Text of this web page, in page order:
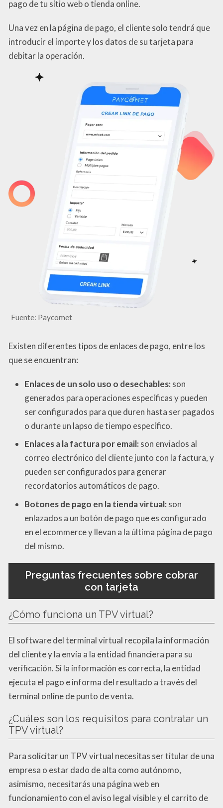
pago de tu sitio web o tienda online.
Una vez en la página de pago, el cliente solo tendrá que
introducir el importe y los datos de su tarjeta para
debitar la operación.
Fuente: Paycomet
Existen diferentes tipos de enlaces de pago, entre los
que se encuentran:
Enlaces de un solo uso o desechables: son
generados para operaciones específicas y pueden
ser configurados para que duren hasta ser pagados
o durante un lapso de tiempo específico.
Enlaces a la factura por email: son enviados al
correo electrónico del cliente junto con la factura, y
pueden ser configurados para generar
recordatorios automáticos de pago.
Botones de pago en la tienda virtual: son
enlazados a un botón de pago que es configurado
en el ecommerce y llevan a la última página de pago
del mismo.
Preguntas frecuentes sobre cobrar
con tarjeta
¿Cómo funciona un TPV virtual?
El software del terminal virtual recopila la información
del cliente y la envía a la entidad financiera para su
verificación. Si la información es correcta, la entidad
ejecuta el pago e informa del resultado a través del
terminal online de punto de venta.
¿Cuáles son los requisitos para contratar un
TPV virtual?
Para solicitar un TPV virtual necesitas ser titular de una
empresa o estar dado de alta como autónomo,
asimismo, necesitarás una página web en
funcionamiento con el aviso legal visible y el carrito de